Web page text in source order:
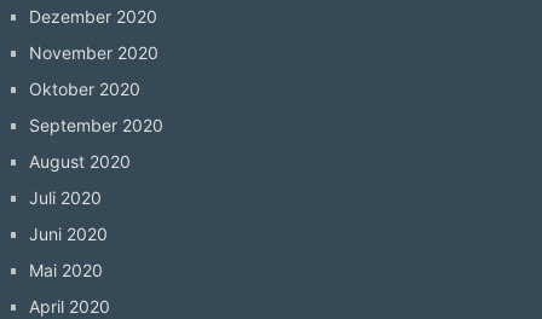
Dezember 2020
November 2020
Oktober 2020
September 2020
August 2020
Juli 2020
Juni 2020
Mai 2020
April 2020